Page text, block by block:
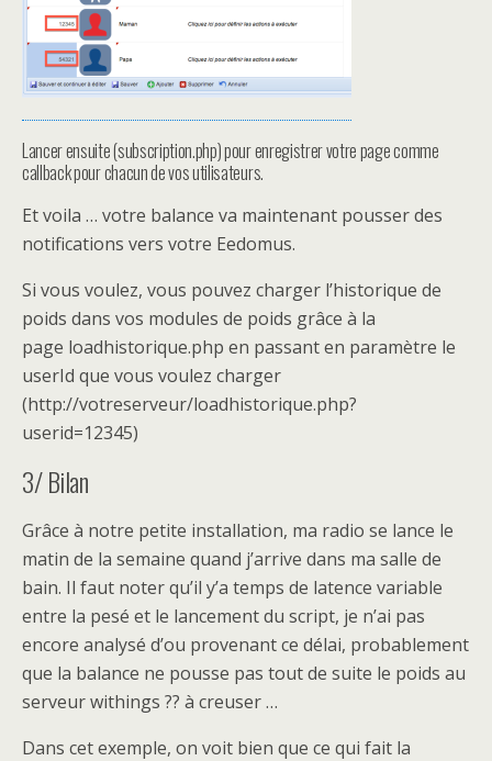
Lancer ensuite (subscription.php) pour enregistrer votre page comme
callback pour chacun de vos utilisateurs.
Et voila … votre balance va maintenant pousser des
notifications vers votre Eedomus.
Si vous voulez, vous pouvez charger l’historique de
poids dans vos modules de poids grâce à la
page loadhistorique.php en passant en paramètre le
userId que vous voulez charger
(http://votreserveur/loadhistorique.php?
userid=12345)
3/ Bilan
Grâce à notre petite installation, ma radio se lance le
matin de la semaine quand j’arrive dans ma salle de
bain. Il faut noter qu’il y’a temps de latence variable
entre la pesé et le lancement du script, je n’ai pas
encore analysé d’ou provenant ce délai, probablement
que la balance ne pousse pas tout de suite le poids au
serveur withings ?? à creuser …
Dans cet exemple, on voit bien que ce qui fait la